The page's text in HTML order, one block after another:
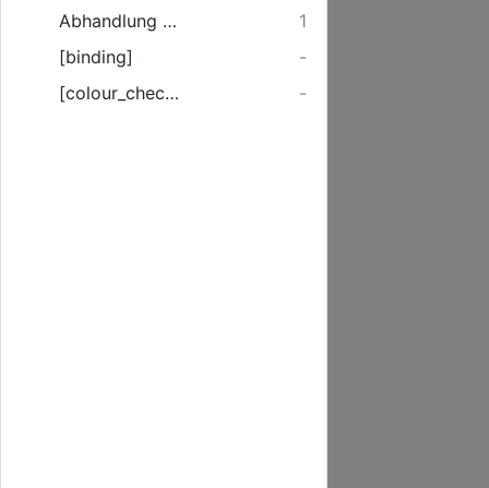
Abhandlung von den gesezlichen Gewichten und Maassen
1
[binding]
-
[colour_checker]
-